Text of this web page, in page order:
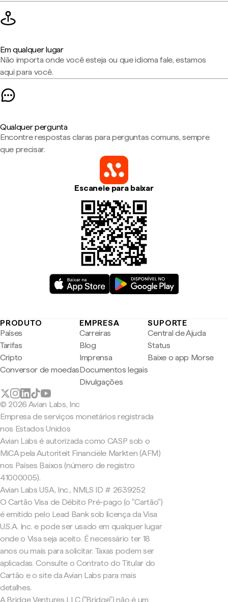
Em qualquer lugar
Não importa onde você esteja ou que idioma fale, estamos
aqui para você.
Qualquer pergunta
Encontre respostas claras para perguntas comuns, sempre
que precisar.
Escaneie para baixar
PRODUTO
Países
Tarifas
Cripto
Conversor de moedas
EMPRESA
Carreiras
Blog
Imprensa
Documentos legais
Divulgações
SUPORTE
Central de Ajuda
Status
Baixe o app Morse
© 2026 Avian Labs, Inc
Empresa de serviços monetários registrada
nos Estados Unidos
Avian Labs é autorizada como CASP sob o
MiCA pela Autoriteit Financiële Markten (AFM)
nos Países Baixos (número de registro
41000005).
Avian Labs USA, Inc., NMLS ID # 2639252
O Cartão Visa de Débito Pré-pago (o "Cartão")
é emitido pelo Lead Bank sob licença da Visa
U.S.A. Inc. e pode ser usado em qualquer lugar
onde o Visa seja aceito. É necessário ter 18
anos ou mais para solicitar. Taxas podem ser
aplicadas. Consulte o Contrato do Titular do
Cartão e o site da Avian Labs para mais
detalhes.
A Bridge Ventures LLC ("Bridge") não é um